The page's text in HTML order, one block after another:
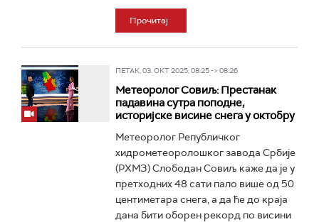
Прочитај
ПЕТАК, 03. ОКТ 2025, 08:25 -> 08:26
Метеоролог Совиљ: Престанак
падавина сутра поподне,
историјске висине снега у октобру
Метеоролог Републичког
хидрометеоролошког завода Србије
(РХМЗ) Слободан Совиљ каже да је у
претходних 48 сати пало више од 50
центиметара снега, а да ће до краја
дана бити оборен рекорд по висини